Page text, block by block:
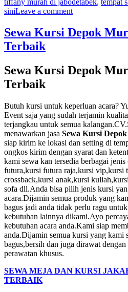
siniLeave a commenton
Kursi
Tiffany
Murah
Kualitas
Sewa Kursi Depok
Terbaik
Sewa Kursi Depok
Terbaik
Butuh kursi untuk keperluan acara?
Event saja yang sudah terjamin
terjangkau untuk semua
menawarkan jasa Sewa Kursi
siap kirim ke lokasi dan setting di
ongkos kirim dengan syarat dan
kami sewa kan tersedia berbagai
futura,kursi futura raja,kursi vip,kursi
crossback,kursi anak,kursi
sofa dll.Anda bisa pilih jenis kursi
acara.Dijamin semua produk yang
bagus jadi anda tidak perlu ragu
kebutuhan lainnya dikami.Ayo
kebutuhan acara anda.Kami siap
anda.Dijamin semua kursi yang kami
bagus,bersih dan juga dirawat
perawatan khusus.
SEWA MEJA DAN KURSI
TERBAIK